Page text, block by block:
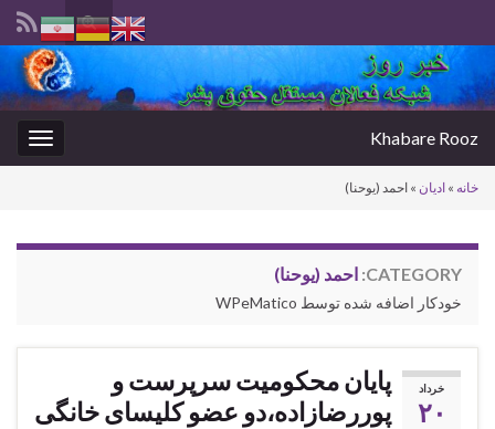
Toggle
search
form
Search for:
Khabare Rooz
خانه » ادیان » احمد (یوحنا)
CATEGORY: احمد (یوحنا)
خودکار اضافه شده توسط WPeMatico
خرداد
۲۰
پایان محکومیت سرپرست و
پوررضازاده،دو عضو کلیسای خانگی